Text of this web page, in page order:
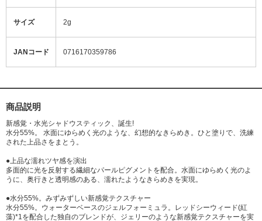
サイズ 2g
JANコード 0716170359786
商品説明
新感覚・水光シャドウスティック、誕生!
水分55%。 水面にゆらめく光のような、幻想的なきらめき。ひと塗りで、洗練
された上品さをまとう。
●上品な濡れツヤ感を演出
多面的に光を反射する繊細なパールピグメントを配合。水面にゆらめく光のよ
うに、奥行きと透明感のある、濡れたようなきらめきを実現。
●水分55%。みずみずしい新感覚テクスチャー
水分55%。ウォーターベースのジェルフォーミュラ。レッドシーウィード(紅
藻)*1を配合した独自のブレンドが、ジェリーのような新感覚テクスチャーを実